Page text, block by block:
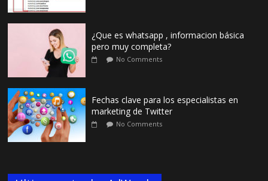
¿Que es whatsapp , informacion básica
pero muy completa?
No Comments
Fechas clave para los especialistas en
marketing de Twitter
No Comments